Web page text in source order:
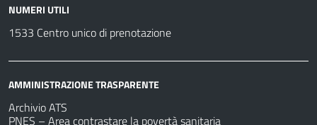
NUMERI UTILI
1533 Centro unico di prenotazione
AMMINISTRAZIONE TRASPARENTE
Archivio ATS
PNES – Area contrastare la povertà sanitaria